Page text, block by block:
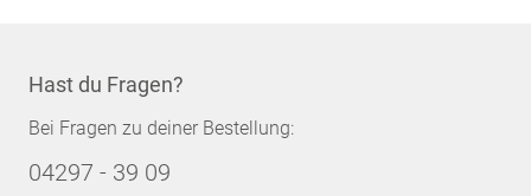
Hast du Fragen?
Bei Fragen zu deiner Bestellung:
04297 - 39 09